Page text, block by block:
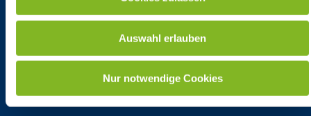
Auswahl erlauben
Nur notwendige Cookies
REA Card in den sozialen Medien